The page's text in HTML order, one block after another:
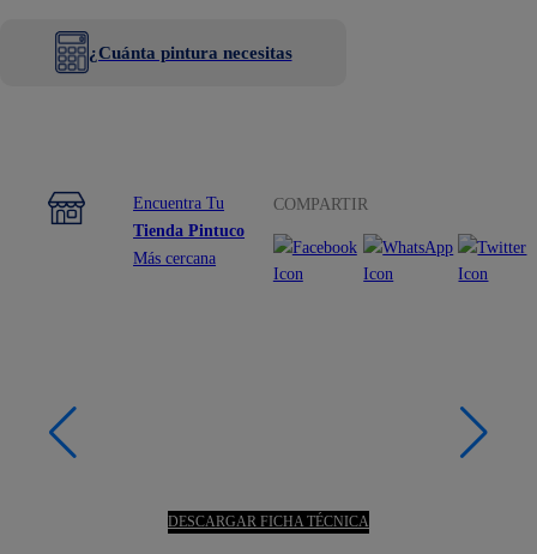
¿Cuánta pintura necesitas
Encuentra Tu
Tienda Pintuco
Más cercana
COMPARTIR
DESCARGAR FICHA TÉCNICA